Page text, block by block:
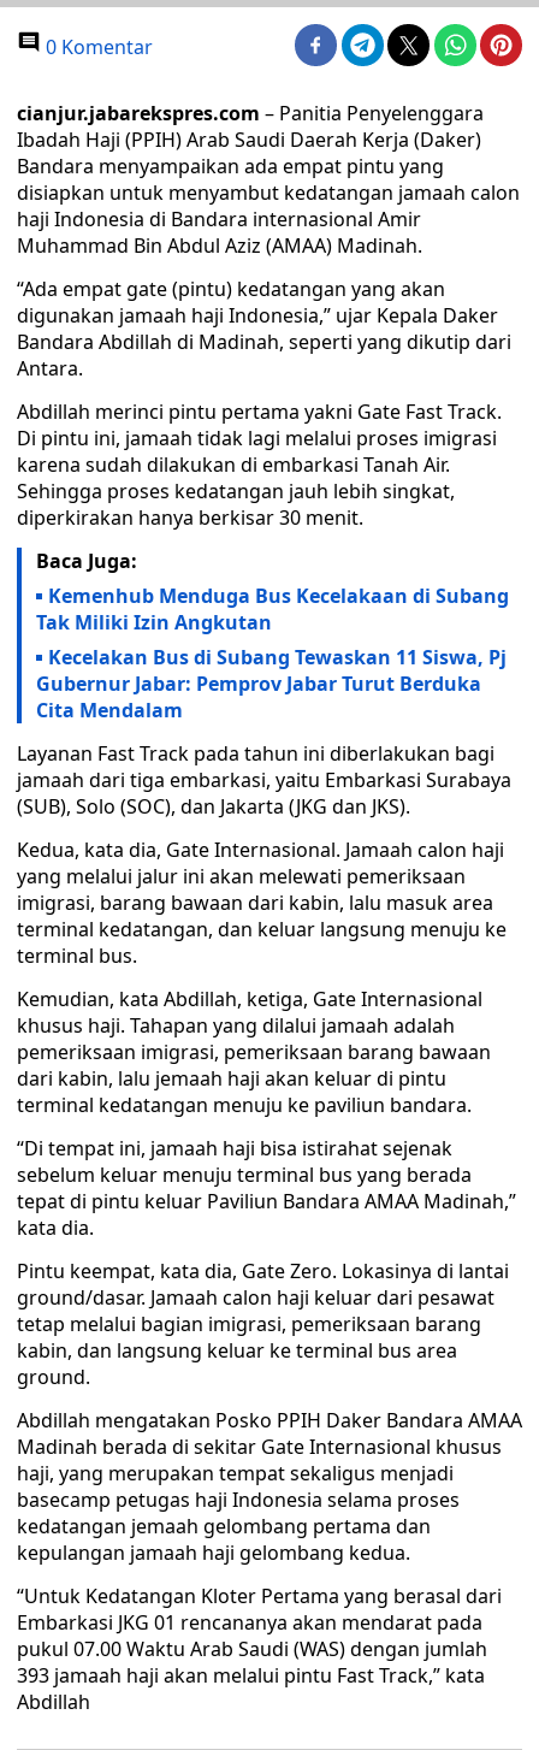
0 Komentar
cianjur.jabarekspres.com – Panitia Penyelenggara
Ibadah Haji (PPIH) Arab Saudi Daerah Kerja (Daker)
Bandara menyampaikan ada empat pintu yang
disiapkan untuk menyambut kedatangan jamaah calon
haji Indonesia di Bandara internasional Amir
Muhammad Bin Abdul Aziz (AMAA) Madinah.
“Ada empat gate (pintu) kedatangan yang akan
digunakan jamaah haji Indonesia,” ujar Kepala Daker
Bandara Abdillah di Madinah, seperti yang dikutip dari
Antara.
Abdillah merinci pintu pertama yakni Gate Fast Track.
Di pintu ini, jamaah tidak lagi melalui proses imigrasi
karena sudah dilakukan di embarkasi Tanah Air.
Sehingga proses kedatangan jauh lebih singkat,
diperkirakan hanya berkisar 30 menit.
Baca Juga:
Kemenhub Menduga Bus Kecelakaan di Subang
Tak Miliki Izin Angkutan
Kecelakan Bus di Subang Tewaskan 11 Siswa, Pj
Gubernur Jabar: Pemprov Jabar Turut Berduka
Cita Mendalam
Layanan Fast Track pada tahun ini diberlakukan bagi
jamaah dari tiga embarkasi, yaitu Embarkasi Surabaya
(SUB), Solo (SOC), dan Jakarta (JKG dan JKS).
Kedua, kata dia, Gate Internasional. Jamaah calon haji
yang melalui jalur ini akan melewati pemeriksaan
imigrasi, barang bawaan dari kabin, lalu masuk area
terminal kedatangan, dan keluar langsung menuju ke
terminal bus.
Kemudian, kata Abdillah, ketiga, Gate Internasional
khusus haji. Tahapan yang dilalui jamaah adalah
pemeriksaan imigrasi, pemeriksaan barang bawaan
dari kabin, lalu jemaah haji akan keluar di pintu
terminal kedatangan menuju ke paviliun bandara.
“Di tempat ini, jamaah haji bisa istirahat sejenak
sebelum keluar menuju terminal bus yang berada
tepat di pintu keluar Paviliun Bandara AMAA Madinah,”
kata dia.
Pintu keempat, kata dia, Gate Zero. Lokasinya di lantai
ground/dasar. Jamaah calon haji keluar dari pesawat
tetap melalui bagian imigrasi, pemeriksaan barang
kabin, dan langsung keluar ke terminal bus area
ground.
Abdillah mengatakan Posko PPIH Daker Bandara AMAA
Madinah berada di sekitar Gate Internasional khusus
haji, yang merupakan tempat sekaligus menjadi
basecamp petugas haji Indonesia selama proses
kedatangan jemaah gelombang pertama dan
kepulangan jamaah haji gelombang kedua.
“Untuk Kedatangan Kloter Pertama yang berasal dari
Embarkasi JKG 01 rencananya akan mendarat pada
pukul 07.00 Waktu Arab Saudi (WAS) dengan jumlah
393 jamaah haji akan melalui pintu Fast Track,” kata
Abdillah